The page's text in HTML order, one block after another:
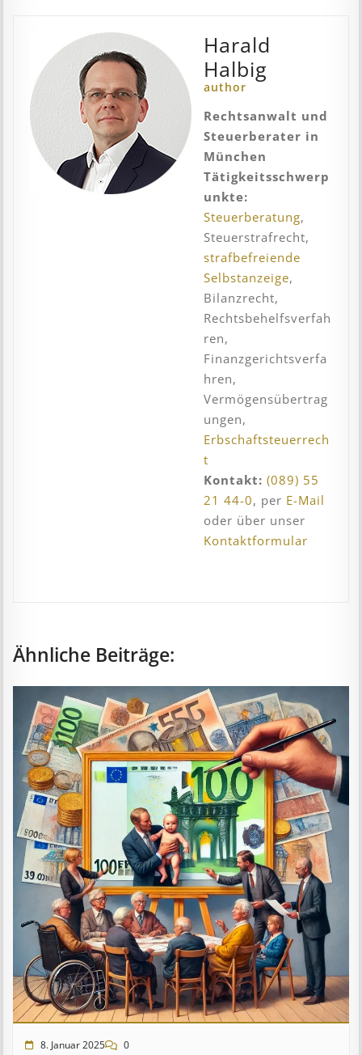
Harald
Halbig
author
Rechtsanwalt und
Steuerberater in
München
Tätigkeitsschwerp
unkte:
Steuerberatung,
Steuerstrafrecht,
strafbefreiende
Selbstanzeige,
Bilanzrecht,
Rechtsbehelfsverfah
ren,
Finanzgerichtsverfa
hren,
Vermögensübertrag
ungen,
Erbschaftsteuerrech
t
Kontakt: (089) 55
21 44-0, per E-Mail
oder über unser
Kontaktformular
Ähnliche Beiträge:
8. Januar 2025 0